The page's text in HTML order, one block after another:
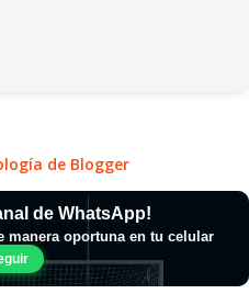
de Blogger
de WhatsApp!
manera oportuna en tu celular